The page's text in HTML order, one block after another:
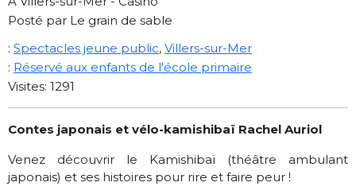
Posté par Le grain de sable
: Spectacles jeune public, Villers-sur-Mer
: Réservé aux enfants de l'école primaire
Visites: 1291
Contes japonais et vélo-kamishibaï Rachel Auriol
Venez découvrir le Kamishibaï (théâtre ambulant
japonais) et ses histoires pour rire et faire peur !